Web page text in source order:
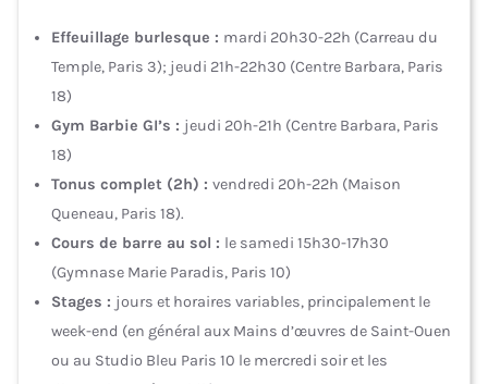
Effeuillage burlesque : mardi 20h30-22h (Carreau du
Temple, Paris 3); jeudi 21h-22h30 (Centre Barbara, Paris
18)
Gym Barbie GI’s : jeudi 20h-21h (Centre Barbara, Paris
18)
Tonus complet (2h) : vendredi 20h-22h (Maison
Queneau, Paris 18).
Cours de barre au sol : le samedi 15h30-17h30
(Gymnase Marie Paradis, Paris 10)
Stages : jours et horaires variables, principalement le
week-end (en général aux Mains d’œuvres de Saint-Ouen
ou au Studio Bleu Paris 10 le mercredi soir et les